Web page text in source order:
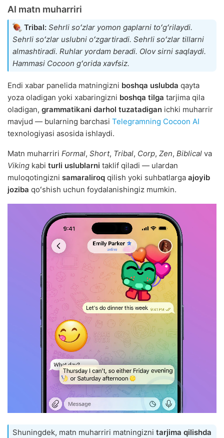
AI matn muharriri
Tribal: Sehrli soʻzlar yomon gaplarni toʻgʻrilaydi.
Sehrli soʻzlar uslubni oʻzgartiradi. Sehrli soʻzlar tillarni
almashtiradi. Ruhlar yordam beradi. Olov sirni saqlaydi.
Hammasi Cocoon gʻorida xavfsiz.
Endi xabar panelida matningizni boshqa uslubda qayta
yoza oladigan yoki xabaringizni boshqa tilga tarjima qila
oladigan, grammatikani darhol tuzatadigan ichki muharrir
mavjud — bularning barchasi Telegramning Cocoon AI
texnologiyasi asosida ishlaydi.
Matn muharriri Formal, Short, Tribal, Corp, Zen, Biblical va
Viking kabi turli uslublarni taklif qiladi — ulardan
muloqotingizni samaraliroq qilish yoki suhbatlarga ajoyib
joziba qoʻshish uchun foydalanishingiz mumkin.
Shuningdek, matn muharriri matningizni tarjima qilishda